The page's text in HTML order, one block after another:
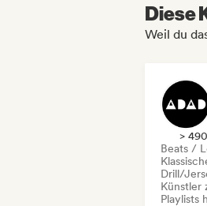
Diese
Weil du
>
Beats /
Drill/
Künstler
Playlists